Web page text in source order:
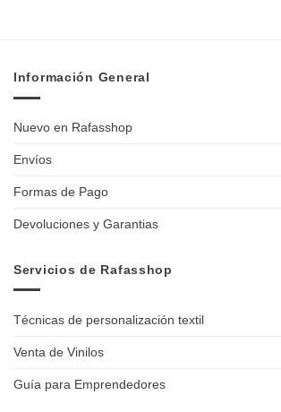
Información General
Nuevo en Rafasshop
Envíos
Formas de Pago
Devoluciones y Garantias
Servicios de Rafasshop
Técnicas de personalización textil
Venta de Vinilos
Guía para Emprendedores